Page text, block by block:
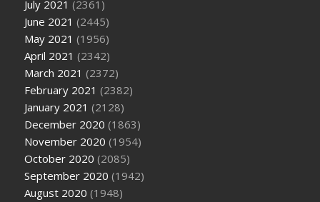
July 2021 (2361)
June 2021 (2445)
May 2021 (1956)
April 2021 (2342)
March 2021 (2372)
February 2021 (2382)
January 2021 (2128)
December 2020 (1863)
November 2020 (1954)
October 2020 (2085)
September 2020 (1942)
August 2020 (1948)